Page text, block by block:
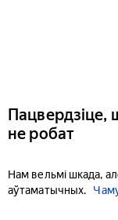
Пацвердзіце,
не робат
Нам вельмі шкада,
аўтаматычных.